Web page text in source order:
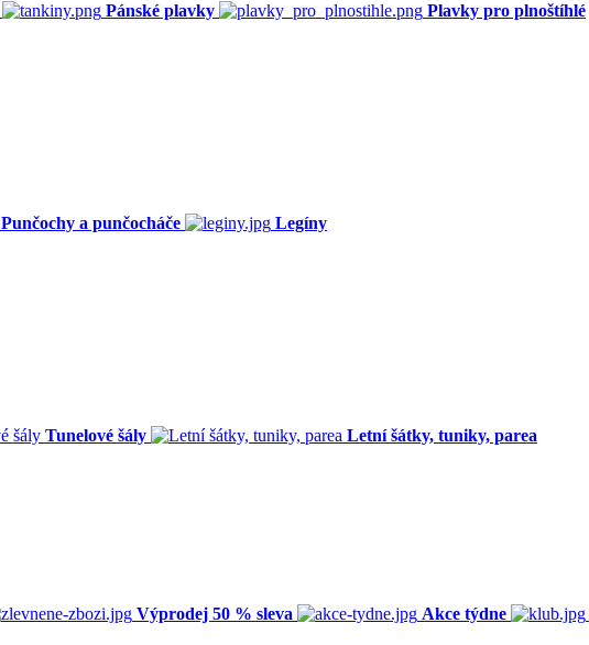
Pánské plavky
Plavky pro plnoštíhlé
Punčochy a punčocháče
Legíny
Tunelové šály
Letní šátky, tuniky, parea
Výprodej 50 % sleva Akce týdne